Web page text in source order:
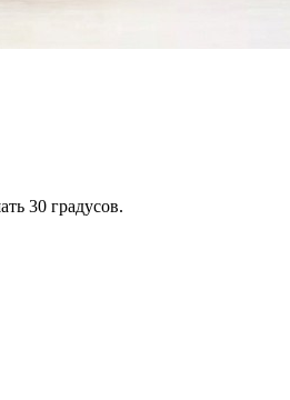
30 градусов.